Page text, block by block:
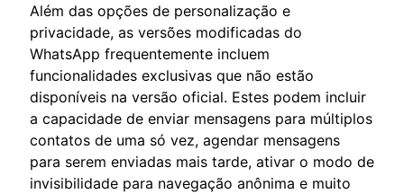
Além das opções de personalização e
privacidade, as versões modificadas do
WhatsApp frequentemente incluem
funcionalidades exclusivas que não estão
disponíveis na versão oficial. Estes podem incluir
a capacidade de enviar mensagens para múltiplos
contatos de uma só vez, agendar mensagens
para serem enviadas mais tarde, ativar o modo de
invisibilidade para navegação anônima e muito